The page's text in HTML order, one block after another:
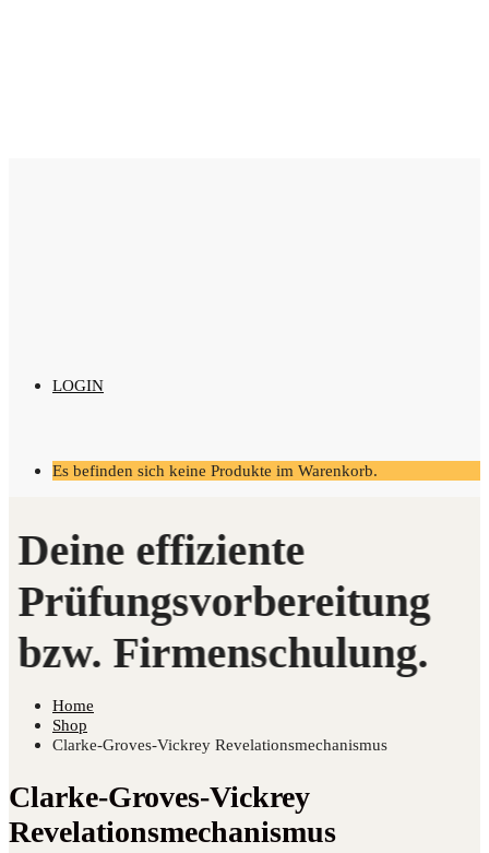
LOGIN
Es befinden sich keine Produkte im Warenkorb.
Home
Shop
Clarke-Groves-Vickrey Revelationsmechanismus
Clarke-Groves-Vickrey
Revelationsmechanismus